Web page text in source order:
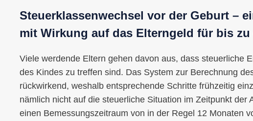
Steuerklassenwechsel vor der Geburt –
mit Wirkung auf das Elterngeld für bis zu
Viele werdende Eltern gehen davon aus, dass steuerliche
des Kindes zu treffen sind. Das System zur Berechnung
rückwirkend, weshalb entsprechende Schritte frühzeitig
nämlich nicht auf die steuerliche Situation im Zeitpunkt der
einen Bemessungszeitraum von in der Regel 12 Monaten